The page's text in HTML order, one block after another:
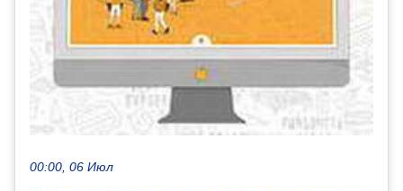
00:00, 06 Июл